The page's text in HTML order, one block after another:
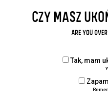
CZY MASZ
ARE YOU
Tak, mam